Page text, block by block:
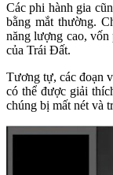
Các phi hành gia
bằng mắt thường.
năng lượng cao,
của Trái Đất.
Tương tự, các đoạn
có thể được giải
chúng bị mất nét và